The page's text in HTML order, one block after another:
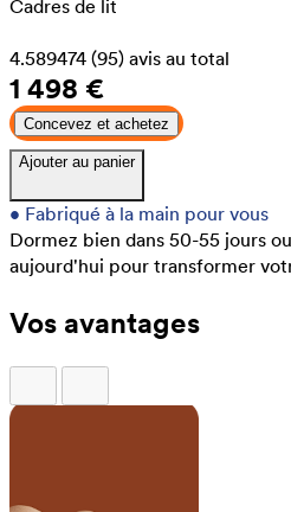
Cadres de lit
4.589474 (95) avis au total
1 498 €
Concevez et achetez
Ajouter au panier
• Fabriqué à la main pour vous
Dormez bien dans 50-55 jours
aujourd'hui pour transformer
Vos avantages